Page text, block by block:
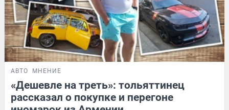
АВТО МНЕНИЕ
«Дешевле на треть»: тольяттинец
рассказал о покупке и перегоне